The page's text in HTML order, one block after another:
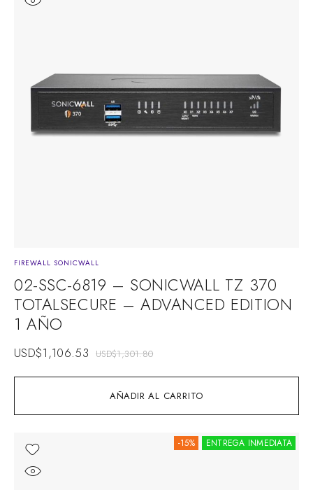
AÑADIR AL CARRITO
FIREWALL SONICWALL
02-SSC-6819 – SONICWALL TZ 370
TOTALSECURE – ADVANCED EDITION
1 AÑO
USD$1,301.80
USD$1,106.53
ENTREGA INMEDIATA
-15%